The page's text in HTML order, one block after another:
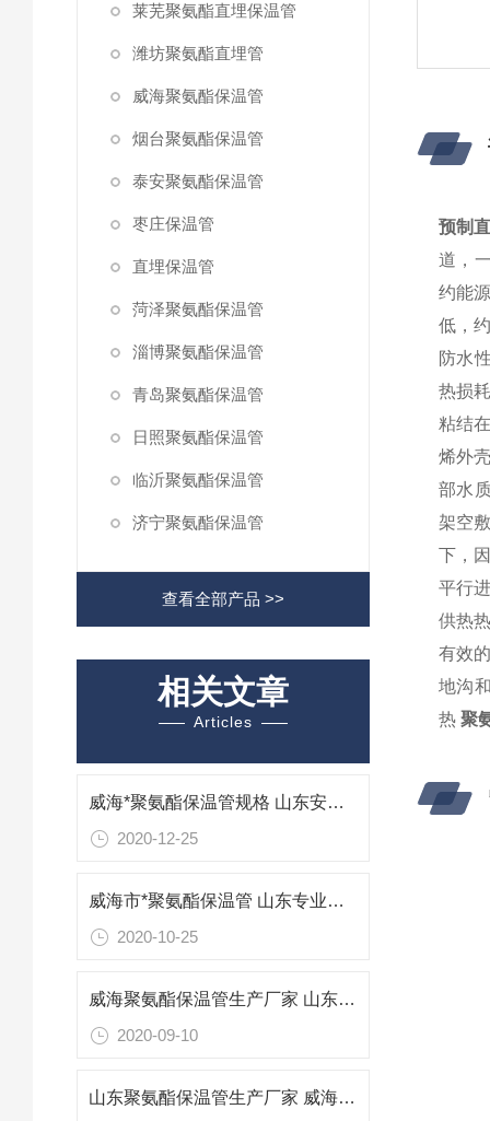
莱芜聚氨酯直埋保温管
潍坊聚氨酯直埋管
威海聚氨酯保温管
烟台聚氨酯保温管
泰安聚氨酯保温管
枣庄保温管
直埋保温管
菏泽聚氨酯保温管
淄博聚氨酯保温管
青岛聚氨酯保温管
日照聚氨酯保温管
临沂聚氨酯保温管
济宁聚氨酯保温管
查看全部产品 >>
相关文章
Articles
威海*聚氨酯保温管规格 山东安装聚氨酯保温管工程
2020-12-25
威海市*聚氨酯保温管 山东专业防腐保温材料
2020-10-25
威海聚氨酯保温管生产厂家 山东威海保温管报价
2020-09-10
山东聚氨酯保温管生产厂家 威海专业防腐保温材料
预制
道，
约能
低，
防水
热损
粘结
烯外
部水
架空
下，
平行
供热
有效
地沟
热 聚